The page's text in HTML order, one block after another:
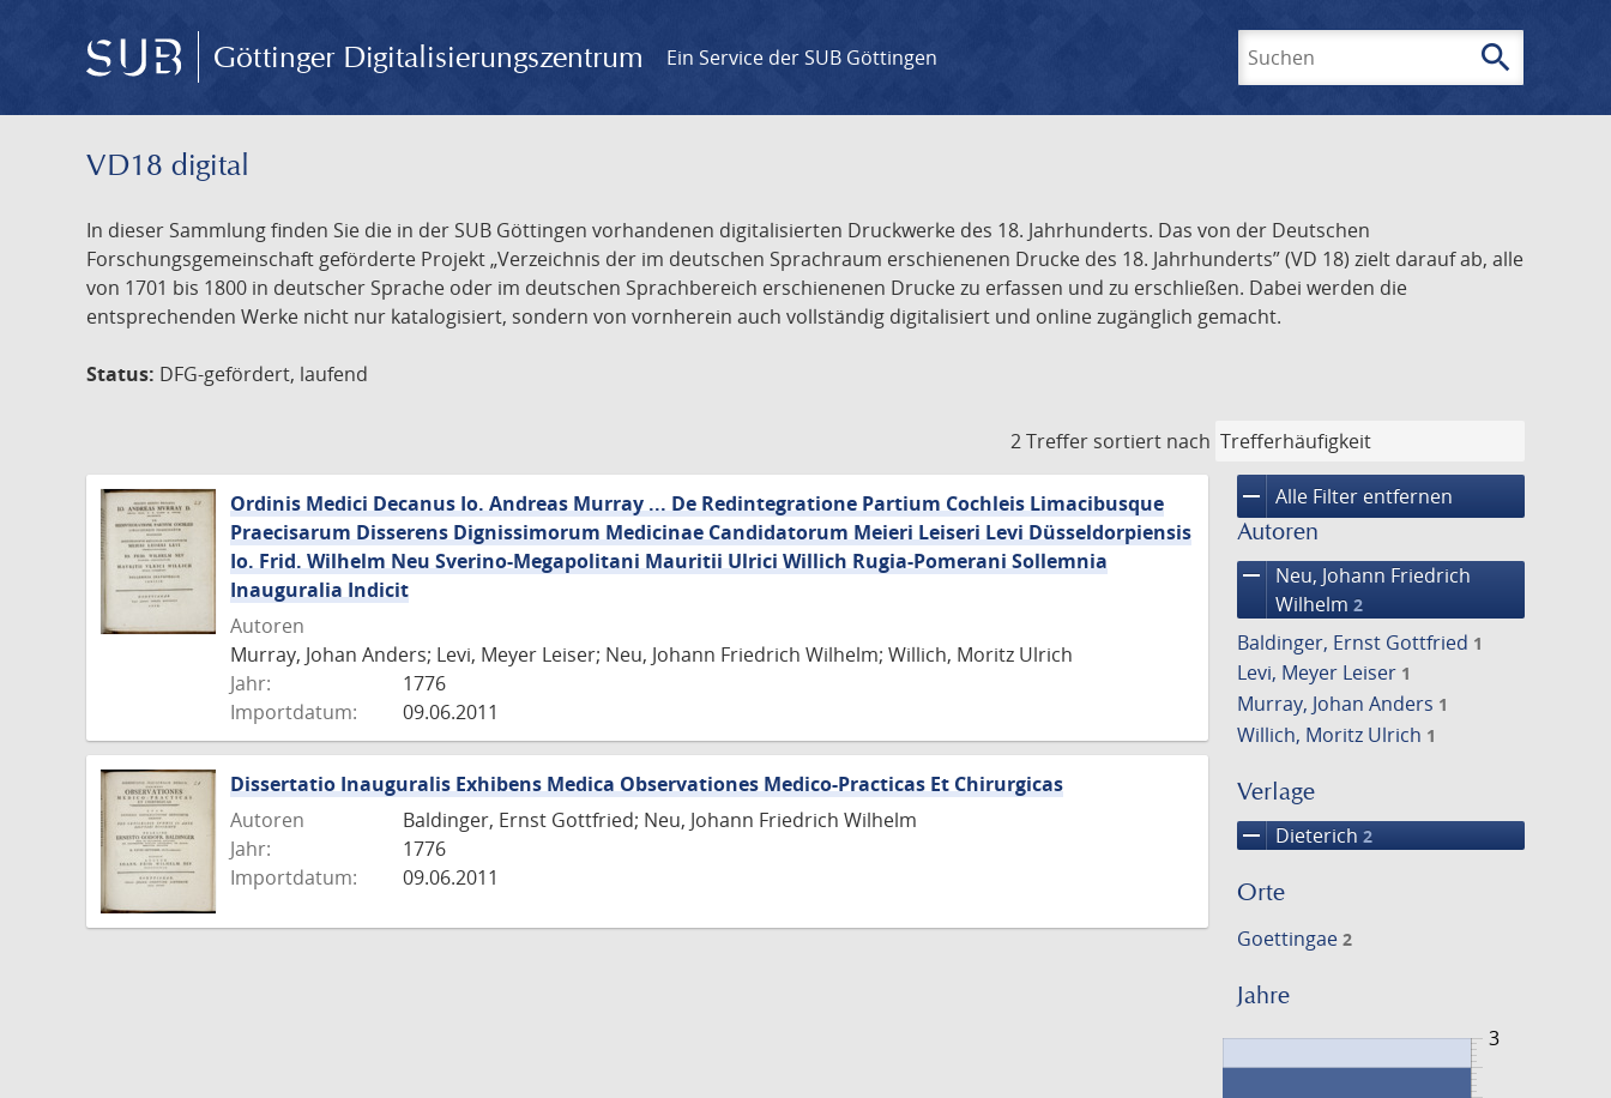
Göttinger Digitalisierungszentrum Ein Service der SUB Göttingen search
VD18 digital
In dieser Sammlung finden Sie die in der SUB Göttingen vorhandenen digitalisierten Druckwerke des 18. Jahrhunderts. Das von der Deutschen
Forschungsgemeinschaft geförderte Projekt „Verzeichnis der im deutschen Sprachraum erschienenen Drucke des 18. Jahrhunderts” (VD 18) zielt darauf ab, alle
von 1701 bis 1800 in deutscher Sprache oder im deutschen Sprachbereich erschienenen Drucke zu erfassen und zu erschließen. Dabei werden die
entsprechenden Werke nicht nur katalogisiert, sondern von vornherein auch vollständig digitalisiert und online zugänglich gemacht.
Status: DFG-gefördert, laufend
2 Treffer sortiert nach
remove Alle Filter entfernen
Autoren
remove
Neu, Johann Friedrich
Wilhelm 2
Baldinger, Ernst Gottfried 1
Levi, Meyer Leiser 1
Murray, Johan Anders 1
Willich, Moritz Ulrich 1
Verlage
remove Dieterich 2
Orte
Goettingae 2
Jahre
3
Ordinis Medici Decanus Io. Andreas Murray ... De Redintegratione Partium Cochleis Limacibusque
Praecisarum Disserens Dignissimorum Medicinae Candidatorum Meieri Leiseri Levi Düsseldorpiensis
Io. Frid. Wilhelm Neu Sverino-Megapolitani Mauritii Ulrici Willich Rugia-Pomerani Sollemnia
Inauguralia Indicit
Autoren
Murray, Johan Anders; Levi, Meyer Leiser; Neu, Johann Friedrich Wilhelm; Willich, Moritz Ulrich
Jahr:
1776
Importdatum:
09.06.2011
Dissertatio Inauguralis Exhibens Medica Observationes Medico-Practicas Et Chirurgicas
Autoren
Baldinger, Ernst Gottfried; Neu, Johann Friedrich Wilhelm
Jahr:
1776
Importdatum:
09.06.2011